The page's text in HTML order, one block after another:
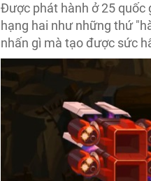
Được phát hành ở 25 quốc
hạng hai như những thứ
nhấn gì mà tạo được sức